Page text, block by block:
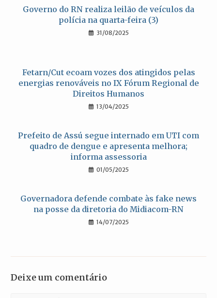
Governo do RN realiza leilão de veículos da
polícia na quarta-feira (3)
31/08/2025
Fetarn/Cut ecoam vozes dos atingidos pelas
energias renováveis no IX Fórum Regional de
Direitos Humanos
13/04/2025
Prefeito de Assú segue internado em UTI com
quadro de dengue e apresenta melhora;
informa assessoria
01/05/2025
Governadora defende combate às fake news
na posse da diretoria do Midiacom-RN
14/07/2025
Deixe um comentário